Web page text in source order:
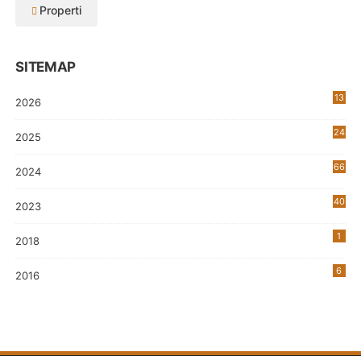
Properti
SITEMAP
2026 13
2025 24
2024 66
2023
40
2018 1
2016 6